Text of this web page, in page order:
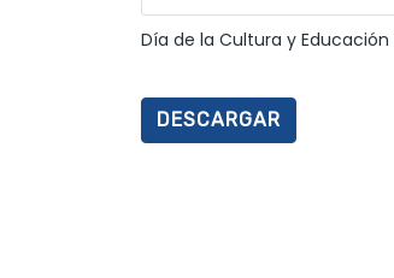
Día de la Cultura y
DESCARGAR